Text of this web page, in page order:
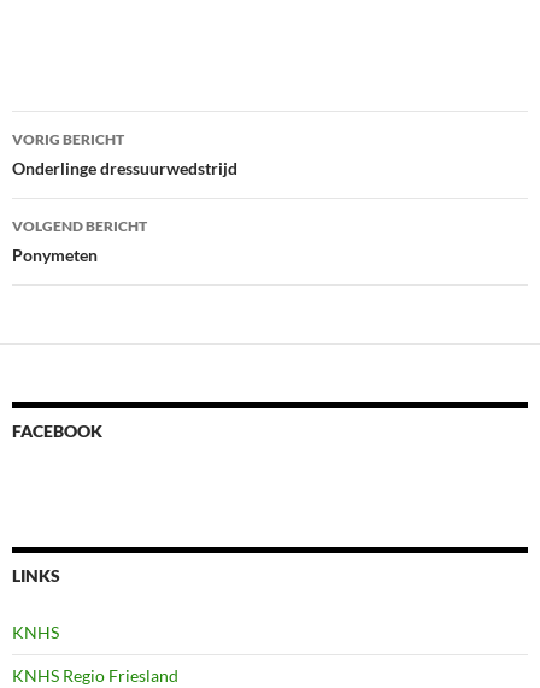
Bericht
navigatie
VORIG BERICHT
Onderlinge dressuurwedstrijd
VOLGEND BERICHT
Ponymeten
FACEBOOK
LINKS
KNHS
KNHS Regio Friesland